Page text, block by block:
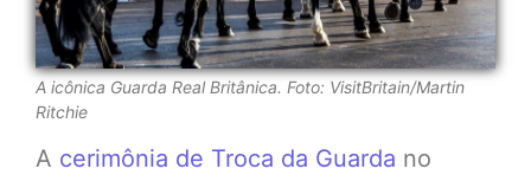
A icônica Guarda Real Britânica. Foto: VisitBritain/Martin
Ritchie
A cerimônia de Troca da Guarda no